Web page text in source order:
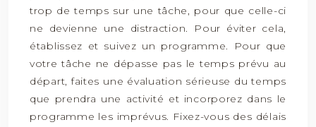
trop de temps sur une tâche, pour que celle-ci
ne devienne une distraction. Pour éviter cela,
établissez et suivez un programme. Pour que
votre tâche ne dépasse pas le temps prévu au
départ, faites une évaluation sérieuse du temps
que prendra une activité et incorporez dans le
programme les imprévus. Fixez-vous des délais